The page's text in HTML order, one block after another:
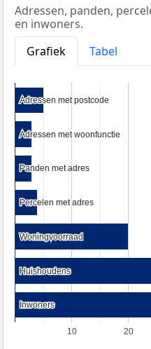
Adressen, panden,
en inwoners.
Grafiek
Tabel
10 20
Adressen met postcode
Adressen met postcode
Adressen met woonfunctie
Adressen met woonfunctie
Panden met adres
Panden met adres
Percelen met adres
Percelen met adres
Woningvoorraad
Woningvoorraad
Huishoudens
Huishoudens
Inwoners
Inwoners